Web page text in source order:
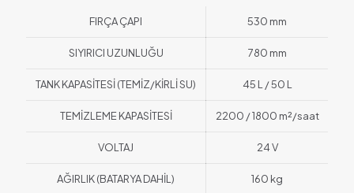
FIRÇA ÇAPI 530 mm
SIYIRICI UZUNLUĞU 780 mm
TANK KAPASİTESİ (TEMİZ/KİRLİ SU) 45 L / 50 L
TEMİZLEME KAPASİTESİ 2200 / 1800 m²/saat
VOLTAJ 24 V
AĞIRLIK (BATARYA DAHİL) 160 kg